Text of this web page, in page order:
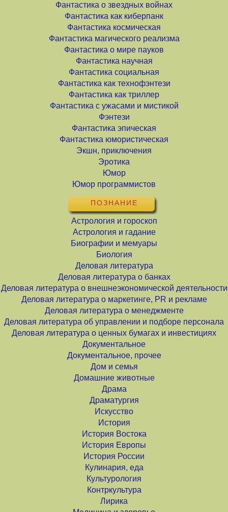
Фантастика о звездных войнах
Фантастика как киберпанк
Фантастика космическая
Фантастика магического реализма
Фантастика о мире пауков
Фантастика научная
Фантастика социальная
Фантастика как технофэнтези
Фантастика как триллер
Фантастика с ужасами и мистикой
Фэнтези
Фантастика эпическая
Фантастика юмористическая
Экшн, приключения
Эротика
Юмор
Юмор программистов
ПОЗНАНИЕ
Астрология и гороскоп
Астрология и гадание
Биографии и мемуары
Биология
Деловая литература
Деловая литература о банках
Деловая литература о внешнеэкономической деятельности
Деловая литература о маркетинге, PR и рекламе
Деловая литература о менеджменте
Деловая литература об управлении и подборе персонала
Деловая литература о ценных бумагах и инвестициях
Документальное
Документальное, прочее
Дом и семья
Домашние животные
Драма
Драматургия
Искусство
История
История Востока
История Европы
История России
Кулинария, еда
Культурология
Контркультура
Лирика